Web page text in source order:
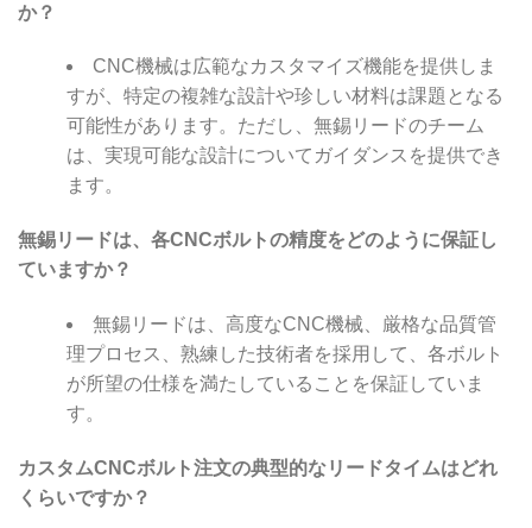
か？
CNC機械は広範なカスタマイズ機能を提供しま
すが、特定の複雑な設計や珍しい材料は課題となる
可能性があります。ただし、無錫リードのチーム
は、実現可能な設計についてガイダンスを提供でき
ます。
無錫リードは、各CNCボルトの精度をどのように保証し
ていますか？
無錫リードは、高度なCNC機械、厳格な品質管
理プロセス、熟練した技術者を採用して、各ボルト
が所望の仕様を満たしていることを保証していま
す。
カスタムCNCボルト注文の典型的なリードタイムはどれ
くらいですか？